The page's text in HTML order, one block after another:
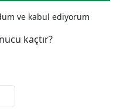
ve kabul ediyorum
kaçtır?